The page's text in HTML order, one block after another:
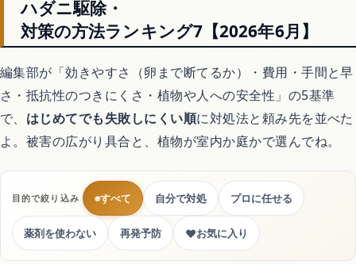
ハダニ駆除・
対策の方法ランキング7【2026年6月】
編集部が「効きやすさ（卵まで断てるか）・費用・手間と早
さ・抵抗性のつきにくさ・植物や人への安全性」の5基準
で、 はじめてでも失敗しにくい順に対処法と頼み先を並べた
よ。被害の広がり具合と、植物が室内か庭かで選んでね。
目的で絞り込み ◉すべて 自分で対処 プロに任せる
薬剤を使わない 再発予防 ♥お気に入り